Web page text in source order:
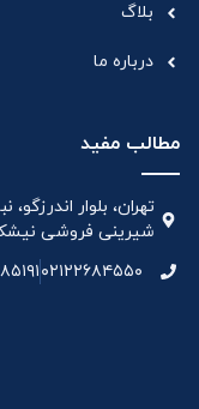
بلاگ
درباره ما
مطالب مفید
شیرینی فروشی نیشکر)، واحد
۰۲۱۲۲۶۸۴۵۵۰